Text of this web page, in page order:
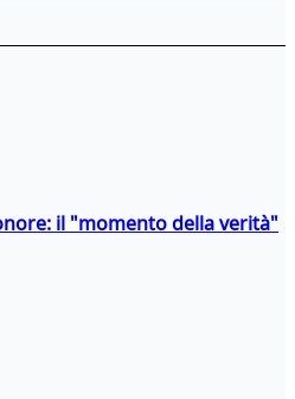
il "momento della verità"